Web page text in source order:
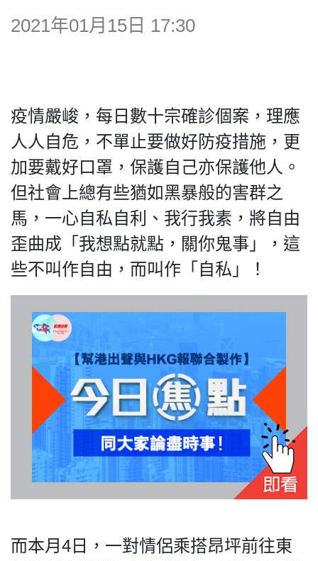
投票
昔日
系列
活動
關於我們
我們的立場
登記支持
2021年01月15日 17:30
疫情嚴峻，每日數十宗確診個案，理應
人人自危，不單止要做好防疫措施，更
加要戴好口罩，保護自己亦保護他人。
但社會上總有些猶如黑暴般的害群之
馬，一心自私自利、我行我素，將自由
歪曲成「我想點就點，關你鬼事」，這
些不叫作自由，而叫作「自私」！
而本月4日，一對情侶乘搭昂坪前往東